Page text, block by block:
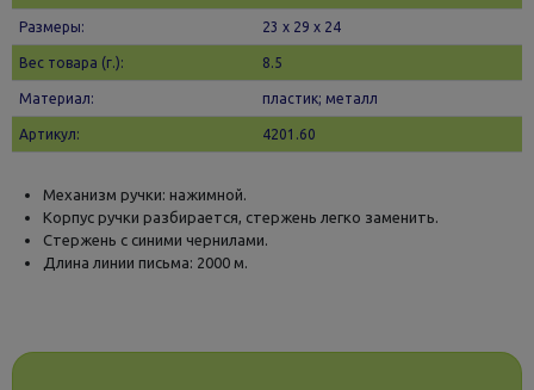
Размеры: 23 х 29 x 24
Вес товара (г.): 8.5
Материал: пластик; металл
Артикул: 4201.60
Механизм ручки: нажимной.
Корпус ручки разбирается, стержень легко заменить.
Стержень с синими чернилами.
Длина линии письма: 2000 м.